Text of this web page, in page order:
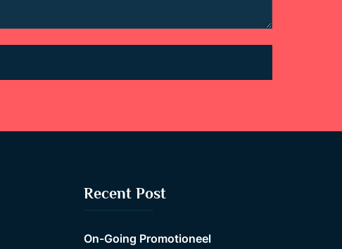
Recent Post
On-Going Promotioneel